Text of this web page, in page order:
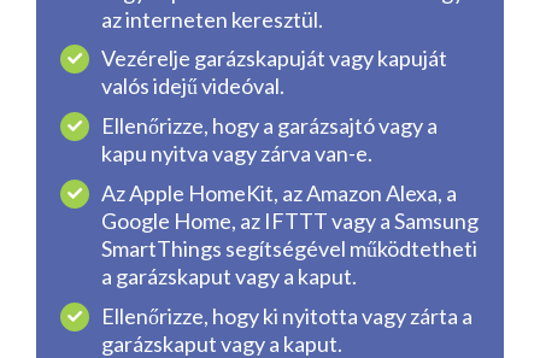
az interneten keresztül.
Vezérelje garázskapuját vagy kapuját
valós idejű videóval.
Ellenőrizze, hogy a garázsajtó vagy a
kapu nyitva vagy zárva van-e.
Az Apple HomeKit, az Amazon Alexa, a
Google Home, az IFTTT vagy a Samsung
SmartThings segítségével működtetheti
a garázskaput vagy a kaput.
Ellenőrizze, hogy ki nyitotta vagy zárta a
garázskaput vagy a kaput.